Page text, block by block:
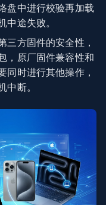
盘中进行校验再加载
中途失败。
三方固件的安全性，
，原厂固件兼容性和
同时进行其他操作，
中断。